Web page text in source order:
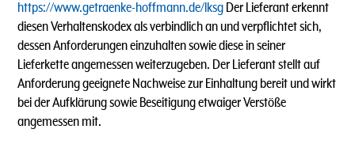
https://www.getraenke-hoffmann.de/lksg Der Lieferant erkennt
diesen Verhaltenskodex als verbindlich an und verpflichtet sich,
dessen Anforderungen einzuhalten sowie diese in seiner
Lieferkette angemessen weiterzugeben. Der Lieferant stellt auf
Anforderung geeignete Nachweise zur Einhaltung bereit und wirkt
bei der Aufklärung sowie Beseitigung etwaiger Verstöße
angemessen mit.